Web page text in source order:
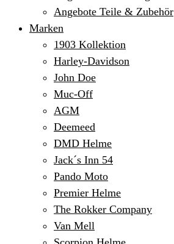
Angebote Teile & Zubehör
Marken
1903 Kollektion
Harley-Davidson
John Doe
Muc-Off
AGM
Deemeed
DMD Helme
Jack´s Inn 54
Pando Moto
Premier Helme
The Rokker Company
Van Mell